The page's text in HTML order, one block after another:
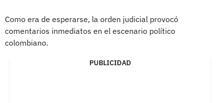
Como era de esperarse, la orden judicial provocó
comentarios inmediatos en el escenario político
colombiano.
PUBLICIDAD